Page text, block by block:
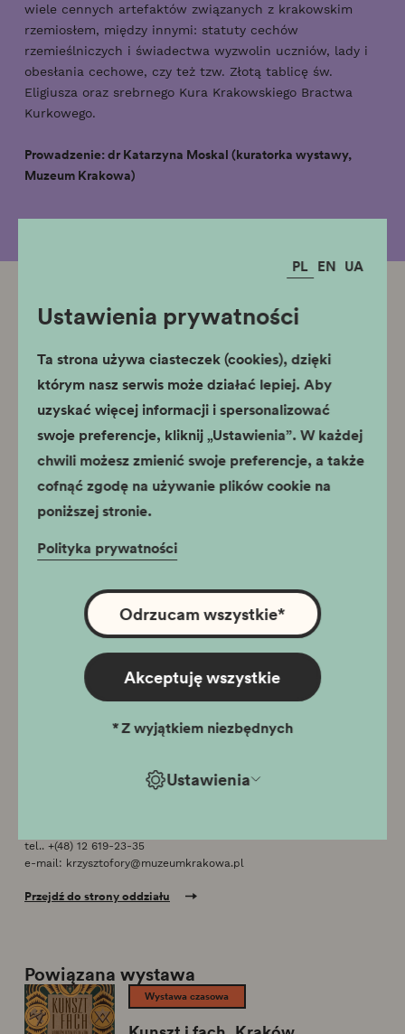
PL EN UA
Ustawienia prywatności
Ta strona używa ciasteczek (cookies), dzięki
którym nasz serwis może działać lepiej. Aby
uzyskać więcej informacji i spersonalizować
swoje preferencje, kliknij „Ustawienia”. W każdej
chwili możesz zmienić swoje preferencje, a także
cofnąć zgodę na używanie plików cookie na
poniższej stronie.
Polityka prywatności
Ustawienia
Odrzucam wszystkie*
Akceptuję wszystkie
*Z wyjątkiem niezbędnych
wiele cennych artefaktów związanych z krakowskim
rzemiosłem, między innymi: statuty cechów
rzemieślniczych i świadectwa wyzwolin uczniów, lady i
obesłania cechowe, czy też tzw. Złotą tablicę św.
Eligiusza oraz srebrnego Kura Krakowskiego Bractwa
Kurkowego.
Prowadzenie: dr Katarzyna Moskal (kuratorka wystawy,
Muzeum Krakowa)
Powiązane oddziały
Pałac Krzysztofory
Godziny otwarcia
Wystawa stała: wtorek - niedziela 10:00 - 18:00
Ostatnie wejście dla zwiedzających indywidualnych o godz.
31 grudnia Sylwester: wystawa stała 10:00 - 15:00, wystawa
szopek 9:00 - 15:00
tel.. +(48) 12 619-23-35
e-mail: krzysztofory@muzeumkrakowa.pl
Przejdź do strony oddziału
Powiązana wystawa
Wystawa czasowa